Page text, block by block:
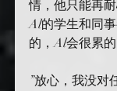
情，他只能再耐
Al的学生和同
的，Al会很累的
”放心，我没对